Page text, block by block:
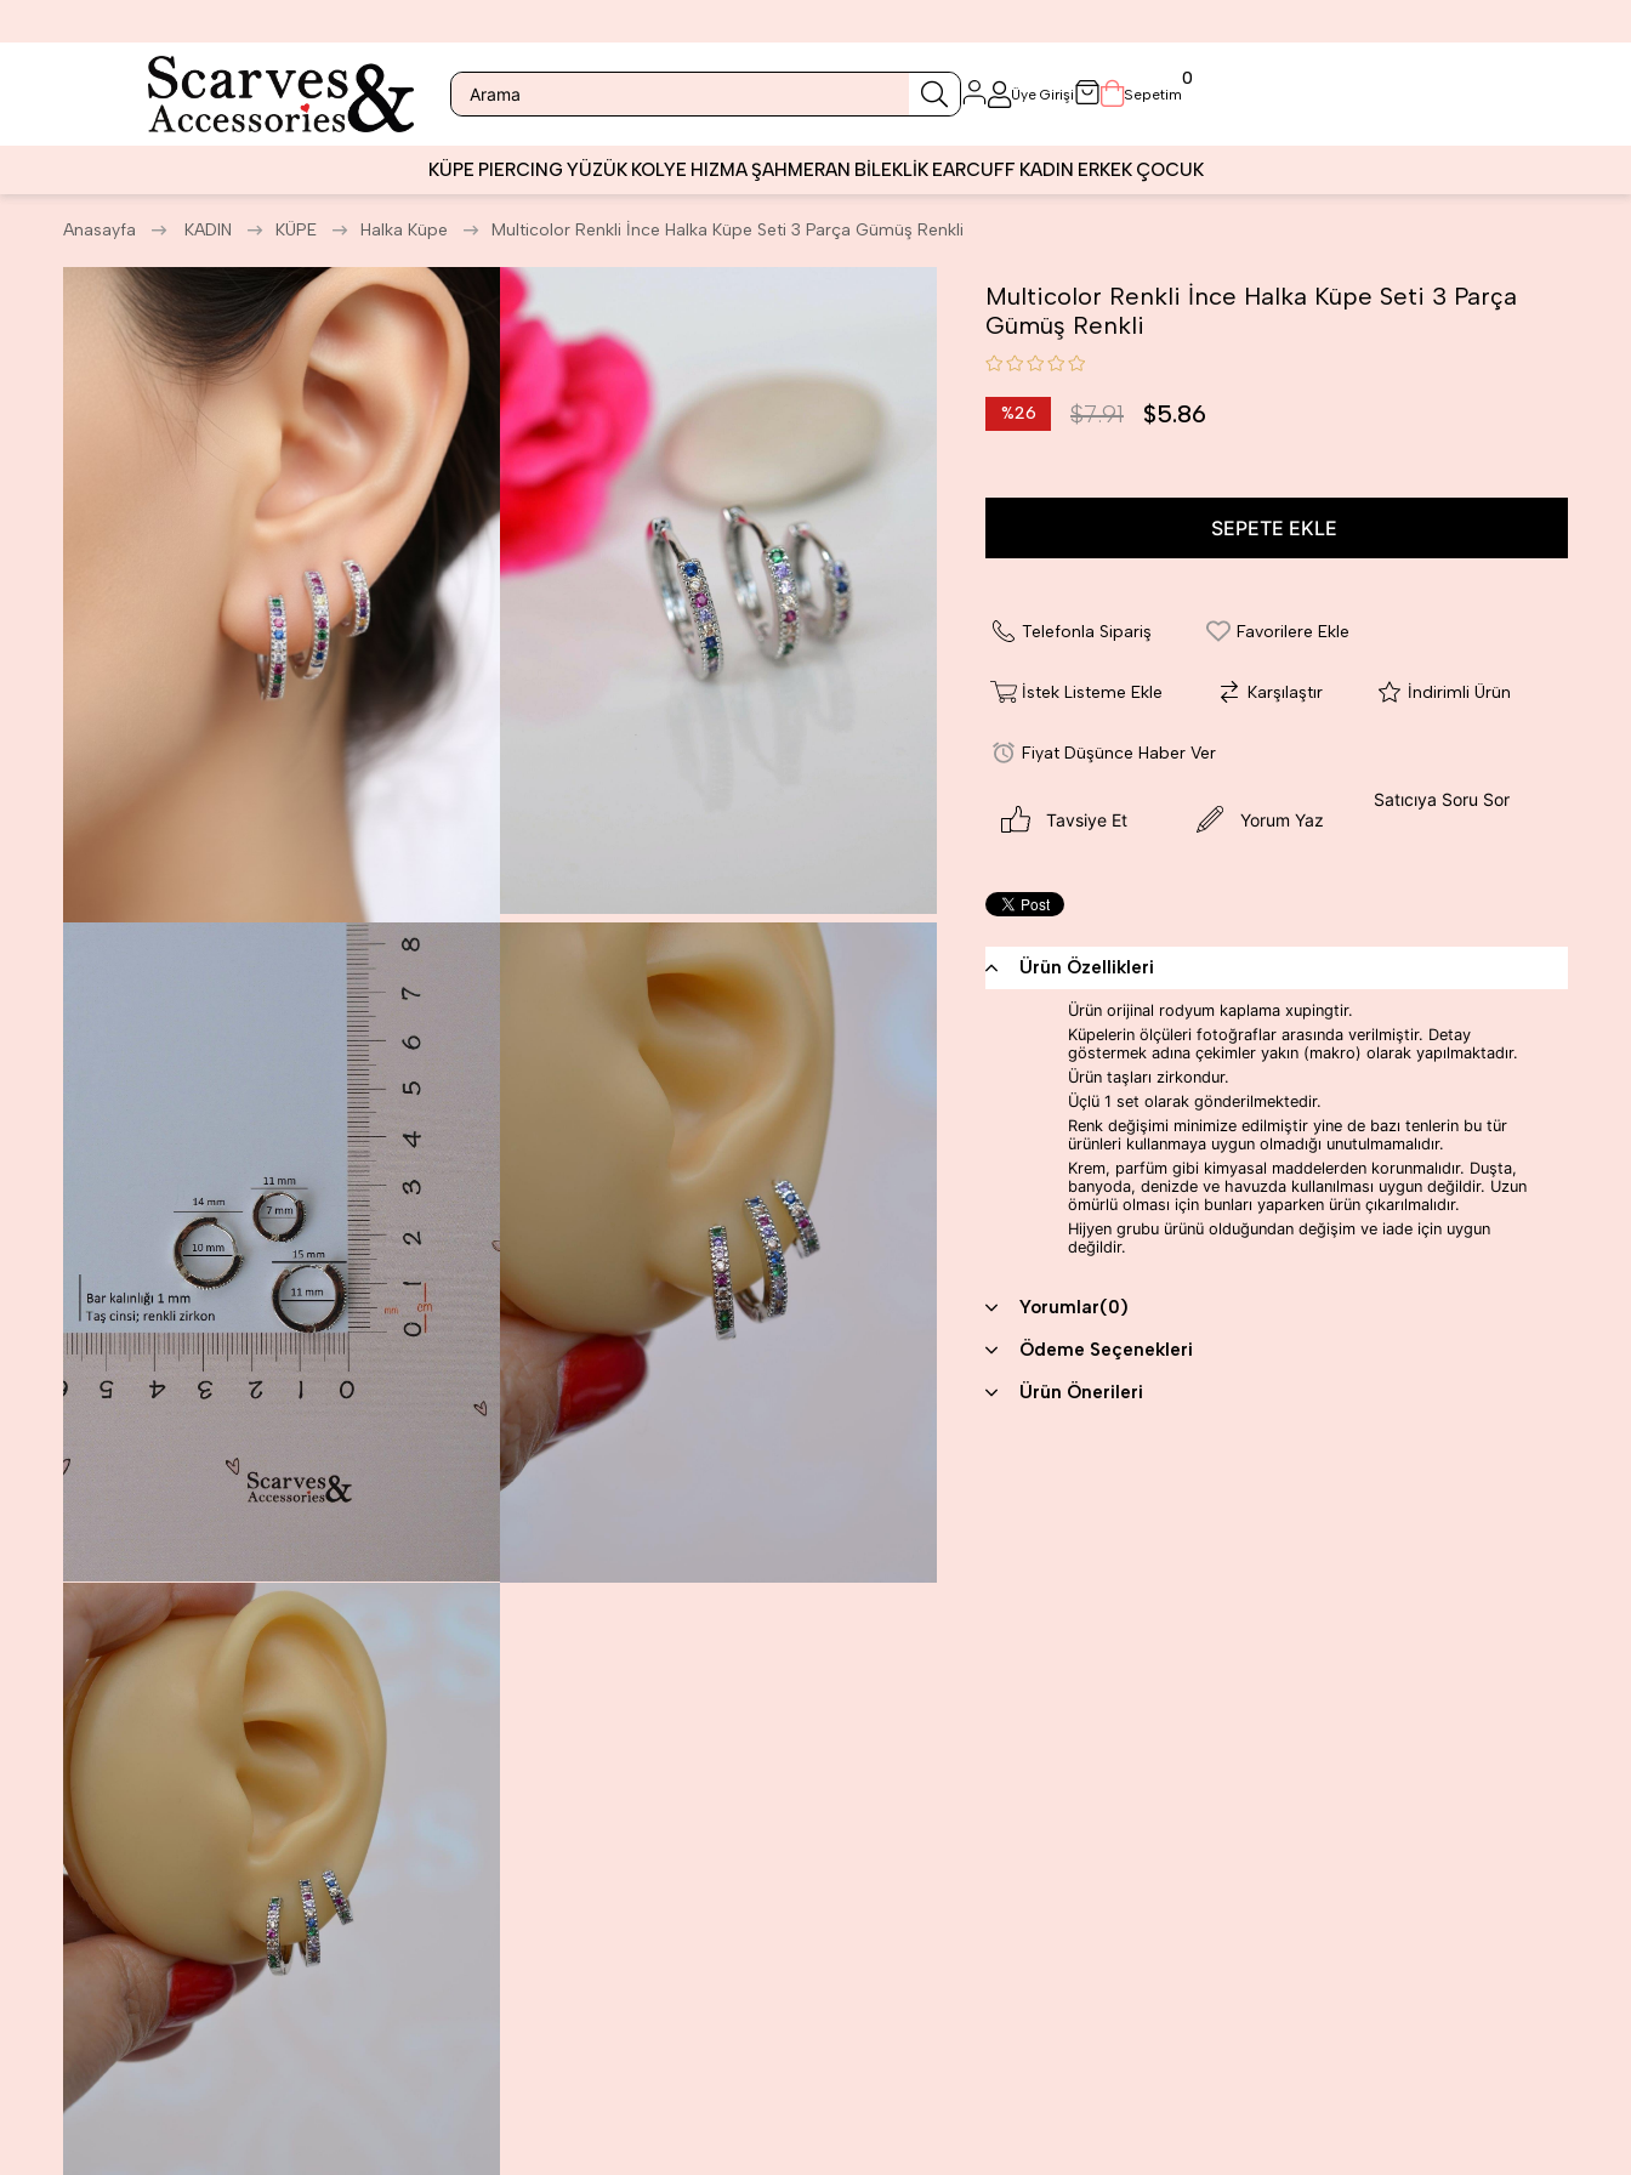
Üye Girişi Sepetim
0
KÜPE PIERCING YÜZÜK KOLYE HIZMAŞAHMERAN BİLEKLİK EARCUFF KADIN ERKEK ÇOCUK
Anasayfa KADIN KÜPE Halka Küpe Multicolor Renkli İnce Halka Küpe Seti 3 Parça Gümüş Renkli
Multicolor Renkli İnce Halka Küpe Seti 3 Parça
Gümüş Renkli
%26
$7.91 $5.86
Telefonla Sipariş Favorilere Ekle
İstek Listeme Ekle Karşılaştır İndirimli Ürün
Fiyat Düşünce Haber Ver
Tavsiye Et Yorum Yaz
Satıcıya Soru Sor
Ürün Özellikleri
Ürün orijinal rodyum kaplama xupingtir.
Küpelerin ölçüleri fotoğraflar arasında verilmiştir. Detay
göstermek adına çekimler yakın (makro) olarak yapılmaktadır.
Ürün taşları zirkondur.
Üçlü 1 set olarak gönderilmektedir.
Renk değişimi minimize edilmiştir yine de bazı tenlerin bu tür
ürünleri kullanmaya uygun olmadığı unutulmamalıdır.
Krem, parfüm gibi kimyasal maddelerden korunmalıdır. Duşta,
banyoda, denizde ve havuzda kullanılması uygun değildir. Uzun
ömürlü olması için bunları yaparken ürün çıkarılmalıdır.
Hijyen grubu ürünü olduğundan değişim ve iade için uygun
değildir.
Yorumlar(0)
Ödeme Seçenekleri
Ürün Önerileri